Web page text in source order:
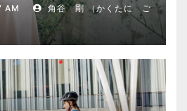
AM
角谷 剛 （かくたに ご